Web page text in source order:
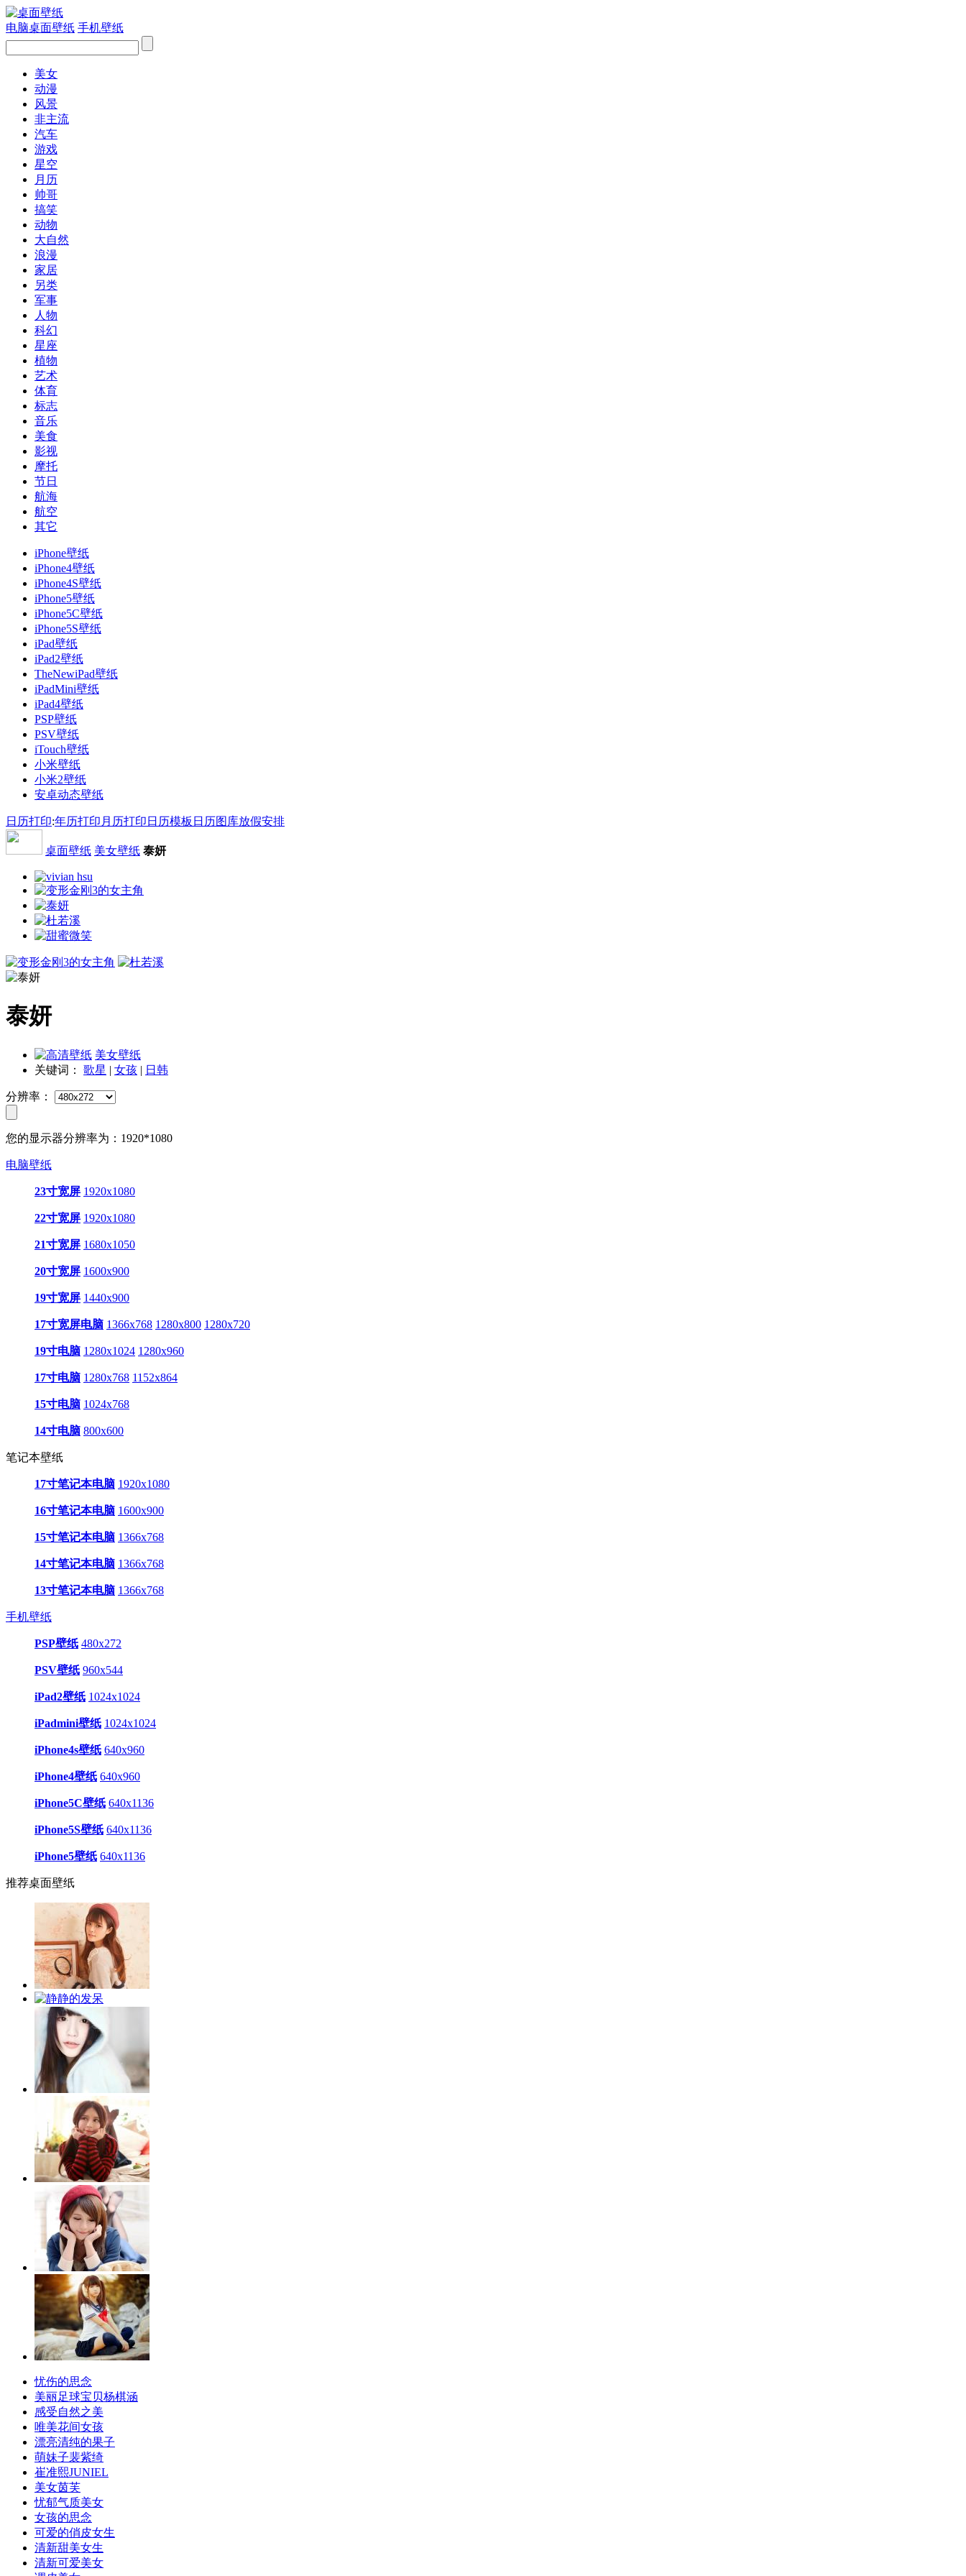
电脑桌面壁纸 手机壁纸
美女
动漫
风景
非主流
汽车
游戏
星空
月历
帅哥
搞笑
动物
大自然
浪漫
家居
另类
军事
人物
科幻
星座
植物
艺术
体育
标志
音乐
美食
影视
摩托
节日
航海
航空
其它
iPhone壁纸
iPhone4壁纸
iPhone4S壁纸
iPhone5壁纸
iPhone5C壁纸
iPhone5S壁纸
iPad壁纸
iPad2壁纸
TheNewiPad壁纸
iPadMini壁纸
iPad4壁纸
PSP壁纸
PSV壁纸
iTouch壁纸
小米壁纸
小米2壁纸
安卓动态壁纸
日历打印:年历打印 月历打印 日历模板 日历图库放假安排
桌面壁纸 美女壁纸 泰妍
泰妍
美女壁纸
关键词： 歌星 | 女孩 | 日韩
分辨率：
您的显示器分辨率为： 1920*1080
电脑壁纸
23寸宽屏 1920x1080
22寸宽屏 1920x1080
21寸宽屏 1680x1050
20寸宽屏 1600x900
19寸宽屏 1440x900
17寸宽屏电脑 1366x768 1280x800 1280x720
19寸电脑 1280x1024 1280x960
17寸电脑 1280x768 1152x864
15寸电脑 1024x768
14寸电脑 800x600
笔记本壁纸
17寸笔记本电脑 1920x1080
16寸笔记本电脑 1600x900
15寸笔记本电脑 1366x768
14寸笔记本电脑 1366x768
13寸笔记本电脑 1366x768
手机壁纸
PSP壁纸 480x272
PSV壁纸 960x544
iPad2壁纸 1024x1024
iPadmini壁纸 1024x1024
iPhone4s壁纸 640x960
iPhone4壁纸 640x960
iPhone5C壁纸 640x1136
iPhone5S壁纸 640x1136
iPhone5壁纸 640x1136
推荐桌面壁纸
忧伤的思念
美丽足球宝贝杨棋涵
感受自然之美
唯美花间女孩
漂亮清纯的果子
萌妹子裴紫绮
崔准熙JUNIEL
美女茵芙
忧郁气质美女
女孩的思念
可爱的俏皮女生
清新甜美女生
清新可爱美女